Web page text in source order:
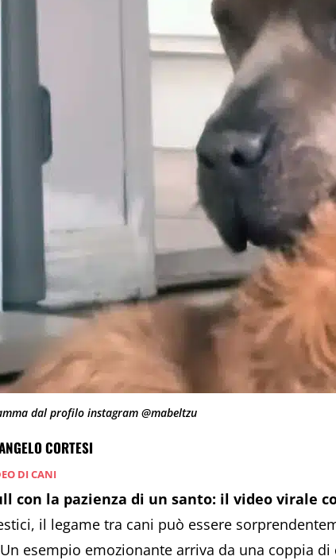
dal profilo instagram @mabeltzu
CORTESI
DI CANI
con la pazienza di un santo: il video virale
il legame tra cani può essere
esempio emozionante arriva da una coppia